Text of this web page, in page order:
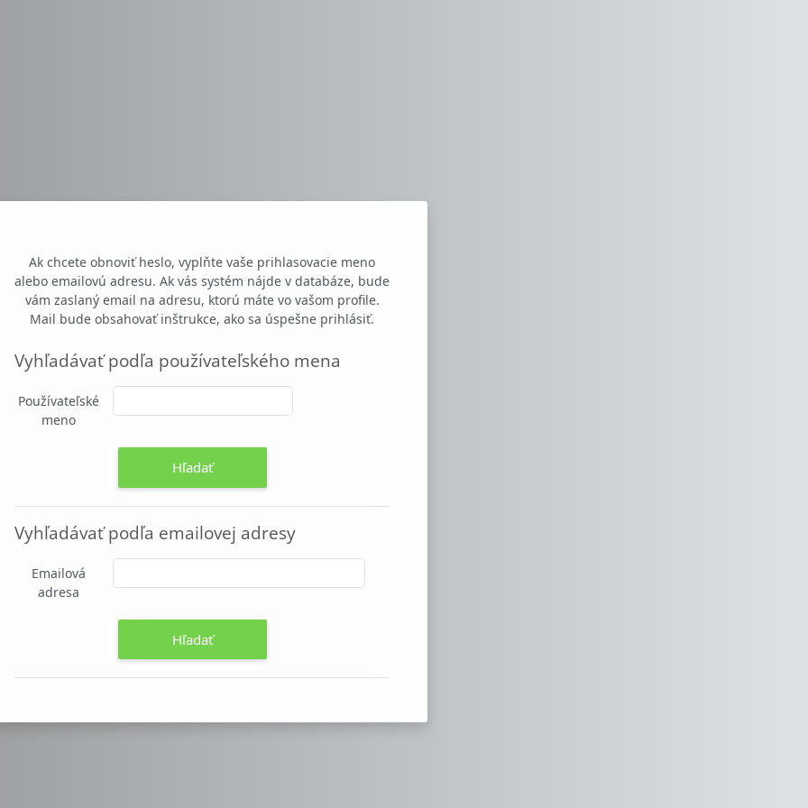
Ak chcete obnoviť heslo, vyplňte vaše prihlasovacie meno
alebo emailovú adresu. Ak vás systém nájde v databáze, bude
vám zaslaný email na adresu, ktorú máte vo vašom profile.
Mail bude obsahovať inštrukce, ako sa úspešne prihlásiť.
Vyhľadávať podľa používateľského mena
Vyhľadávať podľa používateľského mena
Používateľské
meno
Vyhľadávať podľa emailovej adresy
Vyhľadávať podľa emailovej adresy
Emailová
adresa